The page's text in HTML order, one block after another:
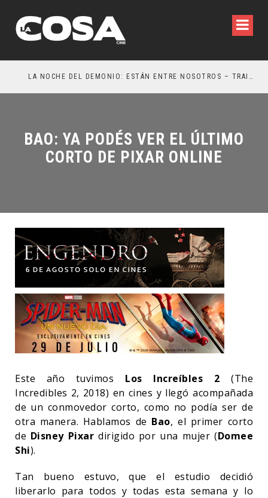
LA NOCHE DEL DEMONIO: ESTÁN ENTRE NOSOTROS – TRAILER FINAL
BAO: YA PODÉS VER EL ÚLTIMO
CORTO DE PIXAR ONLINE
Este año tuvimos Los Increíbles 2 (The
Incredibles 2, 2018) en cines y llegó acompañada
de un conmovedor corto, como no podía ser de
otra manera. Hablamos de Bao, el primer corto
de Disney Pixar dirigido por una mujer (Domee
Shi).
Tan bueno estuvo, que el estudio decidió
liberarlo para todos y todas esta semana y lo